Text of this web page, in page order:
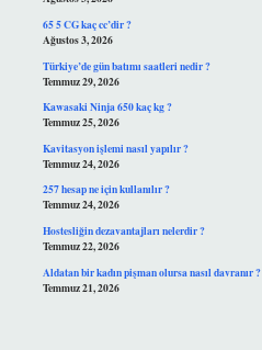
65 5 CG kaç cc’dir ?
Ağustos 3, 2026
Türkiye’de gün batımı saatleri nedir ?
Temmuz 29, 2026
Kawasaki Ninja 650 kaç kg ?
Temmuz 25, 2026
Kavitasyon işlemi nasıl yapılır ?
Temmuz 24, 2026
257 hesap ne için kullanılır ?
Temmuz 24, 2026
Hostesliğin dezavantajları nelerdir ?
Temmuz 22, 2026
Aldatan bir kadın pişman olursa nasıl davranır ?
Temmuz 21, 2026